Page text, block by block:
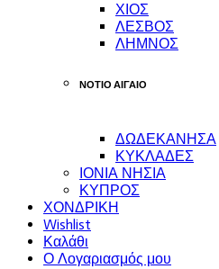
ΧΙΟΣ
ΛΕΣΒΟΣ
ΛΗΜΝΟΣ
ΝΟΤΙΟ ΑΙΓΑΙΟ
ΔΩΔΕΚΑΝΗΣΑ
ΚΥΚΛΑΔΕΣ
ΙΟΝΙΑ ΝΗΣΙΑ
ΚΥΠΡΟΣ
ΧΟΝΔΡΙΚΗ
Wishlist
Καλάθι
Ο Λογαριασμός μου